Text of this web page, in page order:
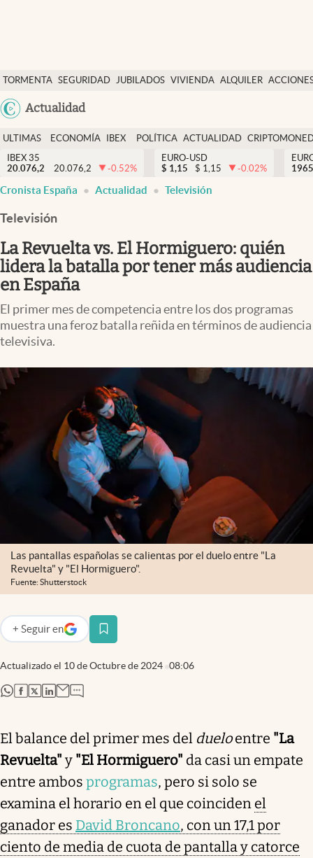
TORMENTA SEGURIDAD JUBILADOS VIVIENDA ALQUILER
Actualidad
Economía y finanzas
Política
Actualidad
Criptomonedas
España
ULTIMAS
NOTICIAS
ECONOMÍA
FINANZAS
IBEX
EURO
POLÍTICA ACTUALIDAD
IBEX 35
20.076,2
20.076,2 -0.52%
EURO-USD
$ 1,15 $ 1,15 -0.02%
Cronista España Actualidad Televisión
Televisión
La Revuelta vs. El Hormiguero: quién
lidera la batalla por tener más audiencia
en España
El primer mes de competencia entre los dos programas
muestra una feroz batalla reñida en términos de audiencia
televisiva.
Las pantallas españolas se calientas por el duelo entre "La
Revuelta" y "El Hormiguero".
Fuente: Shutterstock
Actualizado el 10 de Octubre de 2024 08:06
+ Seguir en
abre en nueva pestaña
abre en nueva pestaña
abre en nueva pestaña
abre en nueva pestaña
abre en nueva pestaña
El balance del primer mes del dueloentre "La
Revuelta" y "El Hormiguero" da casi un empate
entre ambos programas, pero si solo se
examina el horario en el que coinciden el
ganador es David Broncano, con un 17,1 por
ciento de media de cuota de pantalla y catorce